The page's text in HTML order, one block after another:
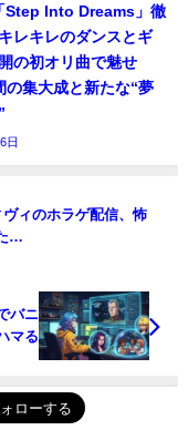
Step Into Dreams」徹
レキレのダンスとギ
の初オリ曲で魅せ
の集大成と新たな“夢
日
ヴィのホラゲ配信、怖
…
バニ
マる